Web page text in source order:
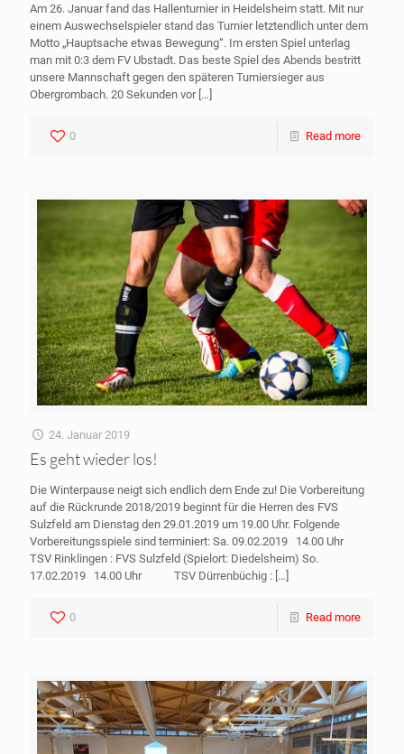
Am 26. Januar fand das Hallenturnier in Heidelsheim statt. Mit nur
einem Auswechselspieler stand das Turnier letztendlich unter dem
Motto „Hauptsache etwas Bewegung“. Im ersten Spiel unterlag
man mit 0:3 dem FV Ubstadt. Das beste Spiel des Abends bestritt
unsere Mannschaft gegen den späteren Turniersieger aus
Obergrombach. 20 Sekunden vor[…]
0 Read more
24. Januar 2019
Es geht wieder los!
Die Winterpause neigt sich endlich dem Ende zu! Die Vorbereitung
auf die Rückrunde 2018/2019 beginnt für die Herren des FVS
Sulzfeld am Dienstag den 29.01.2019 um 19.00 Uhr. Folgende
Vorbereitungsspiele sind terminiert: Sa. 09.02.2019 14.00 Uhr
TSV Rinklingen : FVS Sulzfeld (Spielort: Diedelsheim) So.
17.02.2019 14.00 Uhr TSV Dürrenbüchig : […]
0 Read more